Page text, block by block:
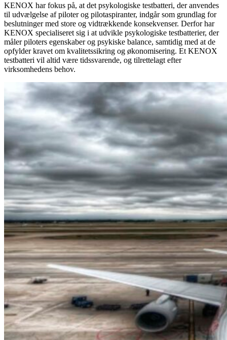
KENOX har fokus på, at det psykologiske testbatteri, der anvendes
til udvælgelse af piloter og pilotaspiranter, indgår som grundlag for
beslutninger med store og vidtrækkende konsekvenser. Derfor har
KENOX specialiseret sig i at udvikle psykologiske testbatterier, der
måler piloters egenskaber og psykiske balance, samtidig med at de
opfylder kravet om kvalitetssikring og økonomisering. Et KENOX
testbatteri vil altid være tidssvarende, og tilrettelagt efter
virksomhedens behov.